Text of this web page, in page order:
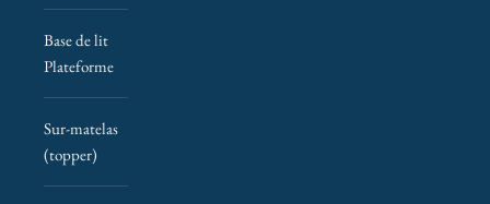
Base de lit
Plateforme
Sur-matelas
(topper)